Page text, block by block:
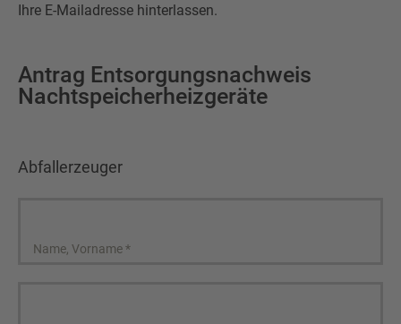
Ihre E-Mailadresse hinterlassen.
Antrag Entsorgungsnachweis
Nachtspeicherheizgeräte
Abfallerzeuger
Name, Vorname*